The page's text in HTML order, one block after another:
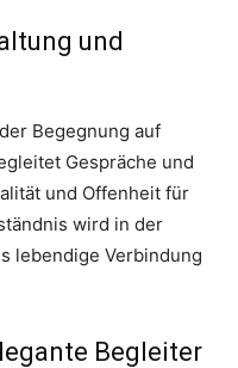
und
Begegnung auf
Gespräche und
und Offenheit für
wird in der
lebendige Verbindung
Begleiter